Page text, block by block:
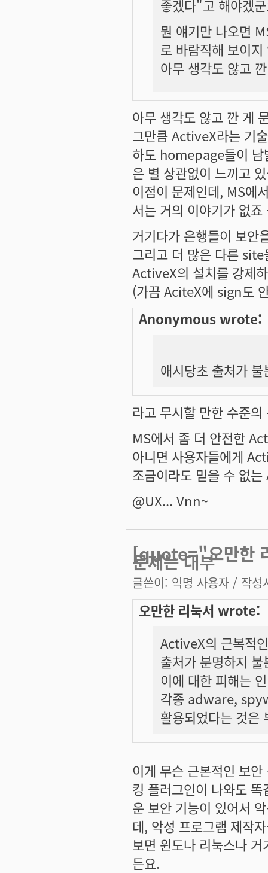
좋겠다"고 해야겠
뭔 얘기만 나오면
로 바람직해 보이
아무 생각도 않고
아무 생각도 않고 깐 게
그만큼 ActiveX라는 기
하도 homepage들이 남
은 별 상관없이 느끼고
이점이 문제인데, MS에
서는 거의 이야기가 없
거기다가 은행들이 보
그리고 더 많은 다른
ActiveX의 설치를 강제
(가끔 AciteX에 sign도
Anonymous wrote:
애시당초 출처가
라고 무시할 만한 수준
MS에서 좀 더 안전한
아니면 사용자들에게
조금이라도 믿을 수 없
@UX... Vnn~
[quote="오만한
문제는 대부
글쓴이: 익명 사용자 / 작성
오만한 리눅서 wrote:
ActiveX의 근복적
출처가 분명하지
이에 대한 피해는
각종 adware,
활용되었다는 것은
이게 무슨 근본적인 보
킹 플러그인이 나와도
운 보안 기능이 있어서
데, 악성 프로그램 제작
보면 윈도나 리눅스나
든요.